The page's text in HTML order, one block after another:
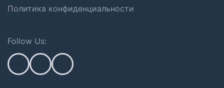
Политика конфиденциальности
Follow Us: